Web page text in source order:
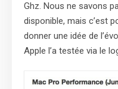
Ghz. Nous ne savons
disponible, mais c’est
donner une idée de
Apple l’a testée via le